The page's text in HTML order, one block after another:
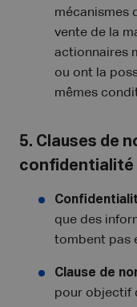
mécanismes
vente de la
actionnaires
ou ont la
mêmes
5. Clauses de
confidentialité
que des
tombent pas
Clause de
pour objectif